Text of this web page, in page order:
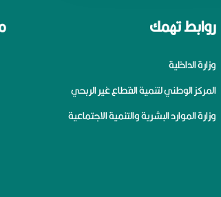
روابط تهمك
وزارة الداخلية
المركز الوطني لتنمية القطاع غير الربحي
وزارة الموارد البشرية والتنمية الاجتماعية